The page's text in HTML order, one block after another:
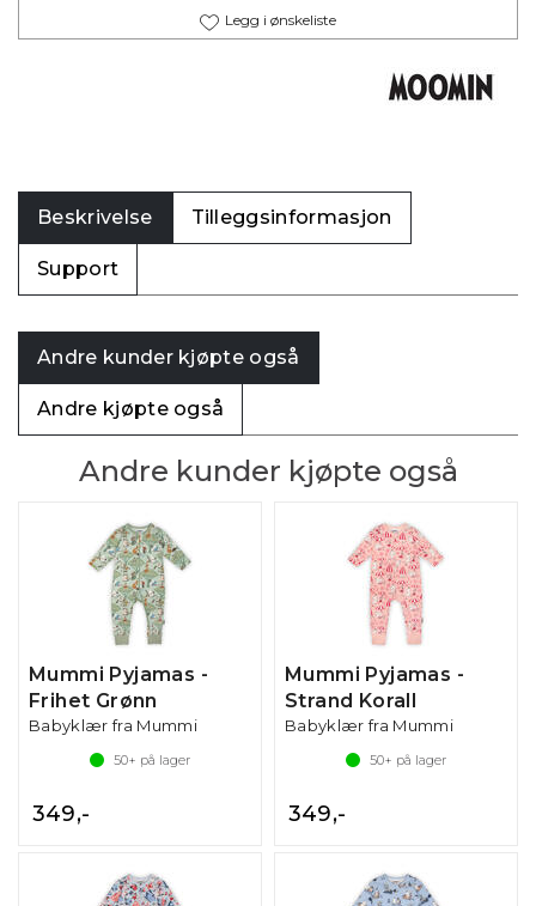
Legg i ønskeliste
Beskrivelse Tilleggsinformasjon
Support
Andre kunder kjøpte også
Andre kjøpte også
Andre kunder kjøpte også
Mummi Pyjamas -
Frihet Grønn
Babyklær fra Mummi
50+ på lager
349,-
Mummi Pyjamas -
Strand Korall
Babyklær fra Mummi
50+ på lager
349,-